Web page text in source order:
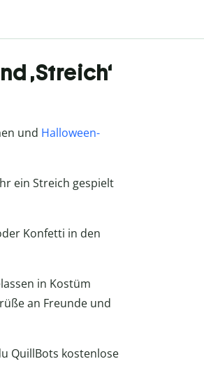
‚Streich‘
und Halloween-
ein Streich gespielt
Konfetti in den
in Kostüm
an Freunde und
QuillBots kostenlose